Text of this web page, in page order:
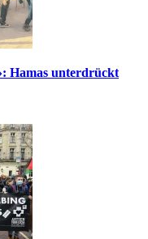
Hamas unterdrückt